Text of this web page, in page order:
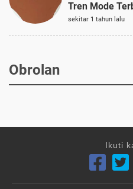
Tren Mode
sekitar 1 tahun lalu
Obrolan
Ikuti